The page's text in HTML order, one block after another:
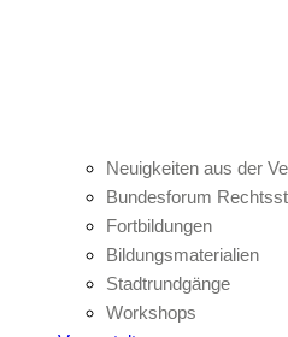
Neuigkeiten aus der
Bundesforum
Fortbildungen
Bildungsmaterialien
Stadtrundgänge
Workshops